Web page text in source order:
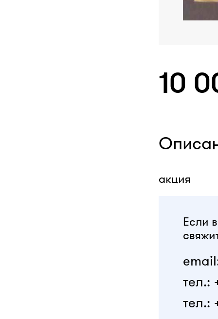
10
акция
Если
тел.:
тел.: